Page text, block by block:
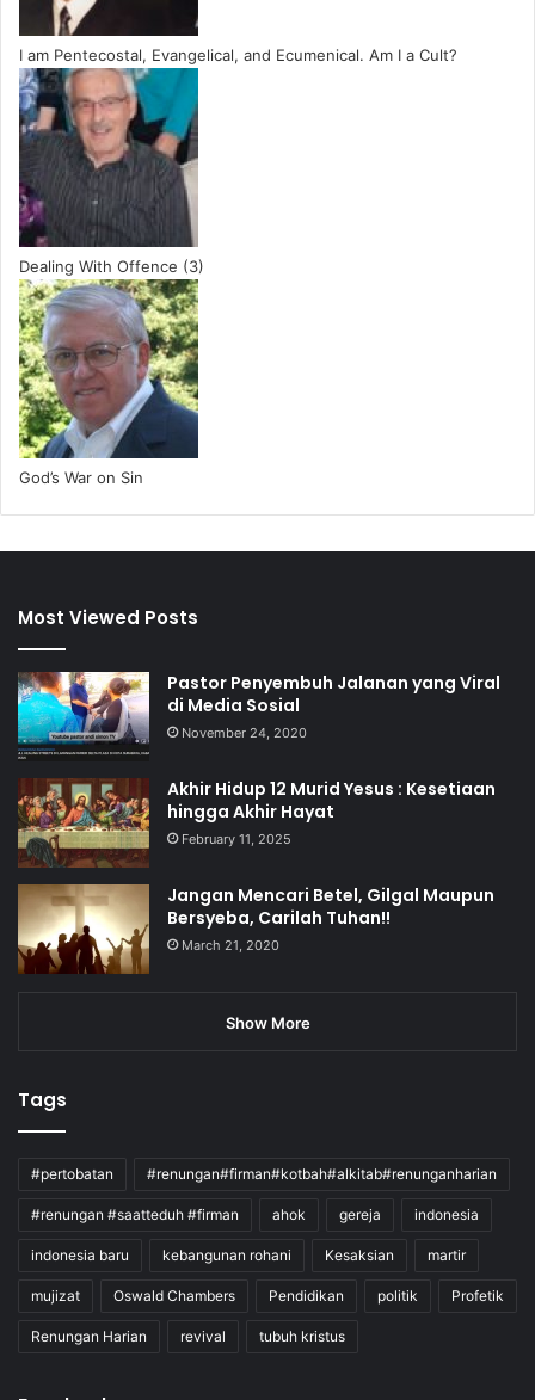
I am Pentecostal, Evangelical, and Ecumenical. Am I a Cult?
Dealing With Offence (3)
God’s War on Sin
Most Viewed Posts
Pastor Penyembuh Jalanan yang Viral
di Media Sosial
November 24, 2020
Akhir Hidup 12 Murid Yesus : Kesetiaan
hingga Akhir Hayat
February 11, 2025
Jangan Mencari Betel, Gilgal Maupun
Bersyeba, Carilah Tuhan!!
March 21, 2020
Show More
Tags
#pertobatan #renungan#firman#kotbah#alkitab#renunganharian
#renungan #saatteduh #firman ahok gereja indonesia
indonesia baru kebangunan rohani Kesaksian martir
mujizat Oswald Chambers Pendidikan politik Profetik
Renungan Harian revival tubuh kristus